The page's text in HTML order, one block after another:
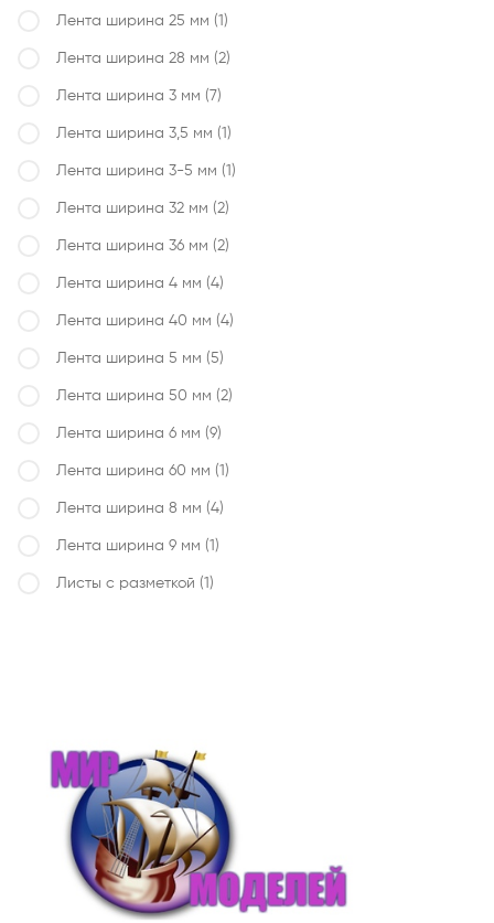
Лента ширина 25 мм (1)
Лента ширина 28 мм (2)
Лента ширина 3 мм (7)
Лента ширина 3,5 мм (1)
Лента ширина 3-5 мм (1)
Лента ширина 32 мм (2)
Лента ширина 36 мм (2)
Лента ширина 4 мм (4)
Лента ширина 40 мм (4)
Лента ширина 5 мм (5)
Лента ширина 50 мм (2)
Лента ширина 6 мм (9)
Лента ширина 60 мм (1)
Лента ширина 8 мм (4)
Лента ширина 9 мм (1)
Листы с разметкой (1)